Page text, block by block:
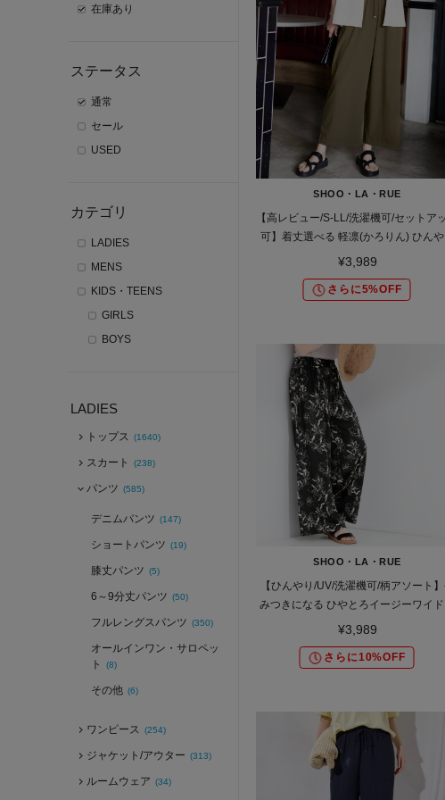
在庫あり
ステータス
通常
セール
USED
カテゴリ
LADIES
MENS
KIDS・TEENS
GIRLS
BOYS
LADIES
トップス (1640)
スカート (238)
パンツ (585)
デニムパンツ (147)
ショートパンツ (19)
膝丈パンツ (5)
6～9分丈パンツ (50)
フルレングスパンツ (350)
オールインワン・サロペッ
ト
(8)
その他 (6)
ワンピース (254)
ジャケット/アウター (313)
ルームウェア (34)
SHOO・LA・RUE
【高レビュー/S-LL/洗濯機可/セットア
可】着丈選べる 軽凛(かろりん) ひん
フラップイージーパンツ
¥3,989
さらに5%OFF
SHOO・LA・RUE
【ひんやり/UV/洗濯機可/柄アソート
みつきになる ひやとろイージーワイ
ンツ
¥3,989
さらに10%OFF